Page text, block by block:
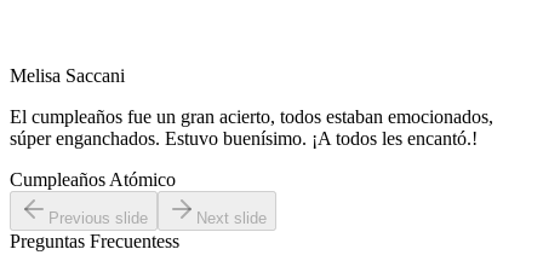
Melisa Saccani
El cumpleaños fue un gran acierto, todos estaban emocionados,
súper enganchados. Estuvo buenísimo. ¡A todos les encantó.!
Cumpleaños Atómico
Previous slide Next slide
Preguntas Frecuentess